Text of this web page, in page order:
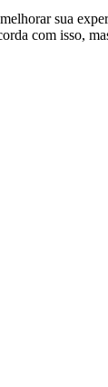
sua
com isso,